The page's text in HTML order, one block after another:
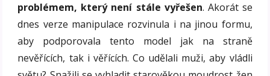
problémem, který není stále vyřešen. Akorát se
dnes verze manipulace rozvinula i na jinou formu,
aby podporovala tento model jak na straně
nevěřících, tak i věřících. Co udělali muži, aby vládli